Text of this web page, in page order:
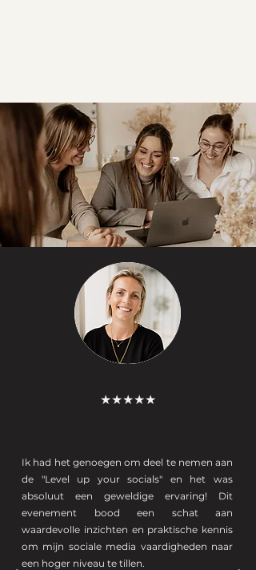
★★★★★
Ik had het genoegen om deel te nemen aan
de "Level up your socials" en het was
absoluut een geweldige ervaring! Dit
evenement bood een schat aan
waardevolle inzichten en praktische kennis
om mijn sociale media vaardigheden naar
een hoger niveau te tillen.